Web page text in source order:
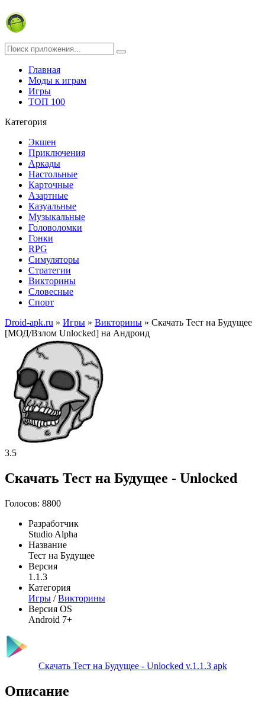
Главная
Моды к играм
Игры
ТОП 100
Категория
Экшен
Приключения
Аркады
Настольные
Карточные
Азартные
Казуальные
Музыкальные
Головоломки
Гонки
RPG
Симуляторы
Стратегии
Викторины
Словесные
Спорт
Droid-apk.ru » Игры » Викторины » Скачать Тест на Будущее
[МОД/Взлом Unlocked] на Андроид
3.5
Скачать Тест на Будущее - Unlocked
Голосов: 8800
Разработчик
Studio Alpha
Название
Тест на Будущее
Версия
1.1.3
Категория
Игры /Викторины
Версия OS
Android 7+
Скачать Тест на Будущее - Unlocked v.1.1.3 apk
Описание